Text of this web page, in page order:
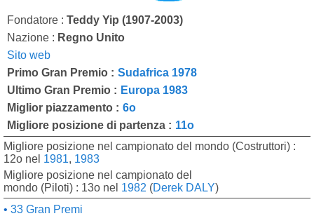
Fondatore : Teddy Yip (1907-2003)
Nazione : Regno Unito
Sito web
Primo Gran Premio : Sudafrica 1978
Ultimo Gran Premio : Europa 1983
Miglior piazzamento : 6o
Migliore posizione di partenza : 11o
Migliore posizione nel campionato del mondo (Costruttori) :
12o nel 1981, 1983
Migliore posizione nel campionato del
mondo (Piloti) : 13o nel 1982 (Derek DALY)
33 Gran Premi